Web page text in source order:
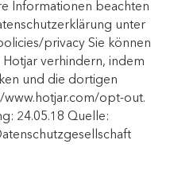
Informationen beachten
unter
privacy Sie können
verhindern, indem
und die dortigen
www.hotjar.com/opt-out.
24.05.18 Quelle: